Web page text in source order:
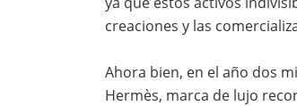
creaciones y las
Ahora bien, en el año dos
Hermès, marca de lujo